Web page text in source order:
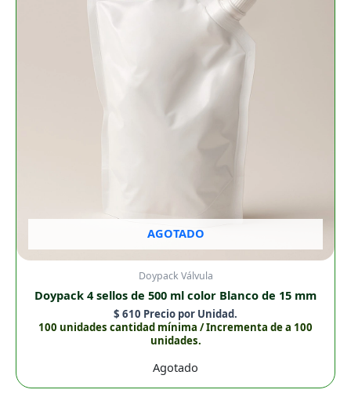
AGOTADO
Doypack Válvula
Doypack 4 sellos de 500 ml color Blanco de 15 mm
$ 610 Precio por Unidad.
100 unidades cantidad mínima / Incrementa de a 100
unidades.
Agotado